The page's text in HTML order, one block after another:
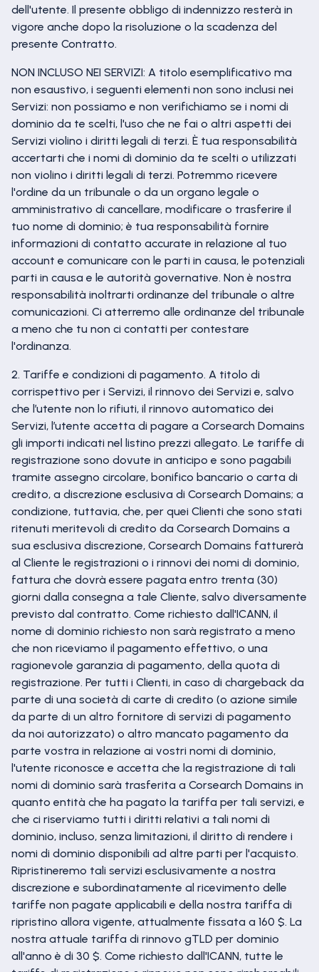
dell'utente. Il presente obbligo di indennizzo resterà in
vigore anche dopo la risoluzione o la scadenza del
presente Contratto.
NON INCLUSO NEI SERVIZI: A titolo esemplificativo ma
non esaustivo, i seguenti elementi non sono inclusi nei
Servizi: non possiamo e non verifichiamo se i nomi di
dominio da te scelti, l'uso che ne fai o altri aspetti dei
Servizi violino i diritti legali di terzi. È tua responsabilità
accertarti che i nomi di dominio da te scelti o utilizzati
non violino i diritti legali di terzi. Potremmo ricevere
l'ordine da un tribunale o da un organo legale o
amministrativo di cancellare, modificare o trasferire il
tuo nome di dominio; è tua responsabilità fornire
informazioni di contatto accurate in relazione al tuo
account e comunicare con le parti in causa, le potenziali
parti in causa e le autorità governative. Non è nostra
responsabilità inoltrarti ordinanze del tribunale o altre
comunicazioni. Ci atterremo alle ordinanze del tribunale
a meno che tu non ci contatti per contestare
l'ordinanza.
2. Tariffe e condizioni di pagamento. A titolo di
corrispettivo per i Servizi, il rinnovo dei Servizi e, salvo
che l’utente non lo rifiuti, il rinnovo automatico dei
Servizi, l’utente accetta di pagare a Corsearch Domains
gli importi indicati nel listino prezzi allegato. Le tariffe di
registrazione sono dovute in anticipo e sono pagabili
tramite assegno circolare, bonifico bancario o carta di
credito, a discrezione esclusiva di Corsearch Domains; a
condizione, tuttavia, che, per quei Clienti che sono stati
ritenuti meritevoli di credito da Corsearch Domains a
sua esclusiva discrezione, Corsearch Domains fatturerà
al Cliente le registrazioni o i rinnovi dei nomi di dominio,
fattura che dovrà essere pagata entro trenta (30)
giorni dalla consegna a tale Cliente, salvo diversamente
previsto dal contratto. Come richiesto dall'ICANN, il
nome di dominio richiesto non sarà registrato a meno
che non riceviamo il pagamento effettivo, o una
ragionevole garanzia di pagamento, della quota di
registrazione. Per tutti i Clienti, in caso di chargeback da
parte di una società di carte di credito (o azione simile
da parte di un altro fornitore di servizi di pagamento
da noi autorizzato) o altro mancato pagamento da
parte vostra in relazione ai vostri nomi di dominio,
l'utente riconosce e accetta che la registrazione di tali
nomi di dominio sarà trasferita a Corsearch Domains in
quanto entità che ha pagato la tariffa per tali servizi, e
che ci riserviamo tutti i diritti relativi a tali nomi di
dominio, incluso, senza limitazioni, il diritto di rendere i
nomi di dominio disponibili ad altre parti per l'acquisto.
Ripristineremo tali servizi esclusivamente a nostra
discrezione e subordinatamente al ricevimento delle
tariffe non pagate applicabili e della nostra tariffa di
ripristino allora vigente, attualmente fissata a 160 $. La
nostra attuale tariffa di rinnovo gTLD per dominio
all'anno è di 30 $. Come richiesto dall'ICANN, tutte le